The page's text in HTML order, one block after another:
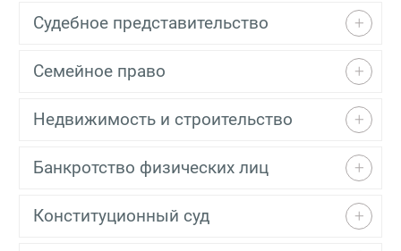
Судебное представительство
Семейное право
Недвижимость и строительство
Банкротство физических лиц
Конституционный суд